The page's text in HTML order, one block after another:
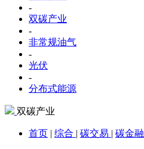
-
双碳产业
-
非常规油气
-
光伏
-
分布式能源
双碳产业
首页 | 综合 | 碳交易 | 碳金融